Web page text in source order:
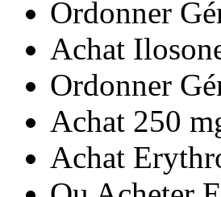
Ordonner
Achat
Ordonner
Achat 250
Achat